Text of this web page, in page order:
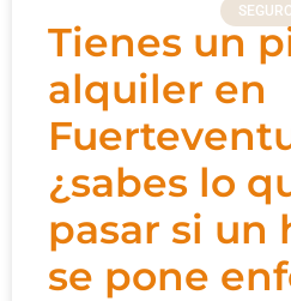
Tienes un
alquiler en
¿sabes lo
pasar si un
se pone